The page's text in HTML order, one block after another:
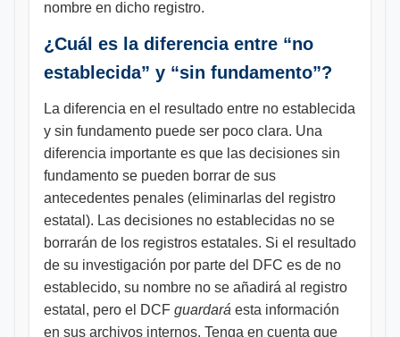
nombre en dicho registro.
¿Cuál es la diferencia entre “no
establecida” y “sin fundamento”?
La diferencia en el resultado entre no establecida
y sin fundamento puede ser poco clara. Una
diferencia importante es que las decisiones sin
fundamento se pueden borrar de sus
antecedentes penales (eliminarlas del registro
estatal). Las decisiones no establecidas no se
borrarán de los registros estatales. Si el resultado
de su investigación por parte del DFC es de no
establecido, su nombre no se añadirá al registro
estatal, pero el DCF guardará esta información
en sus archivos internos. Tenga en cuenta que